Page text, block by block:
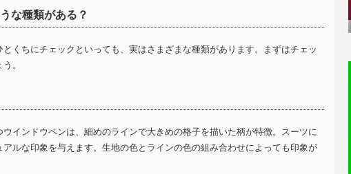
な種類がある？
とくちにチェックといっても、実はさまざまな種類があります。まずはチェッ
。
インドウペンは、細めのラインで大きめの格子を描いた柄が特徴。スーツに
ルな印象を与えます。生地の色とラインの色の組み合わせによっても印象が